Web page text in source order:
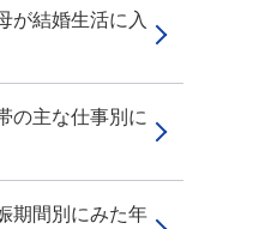
が結婚生活に入
の主な仕事別に
期間別にみた年